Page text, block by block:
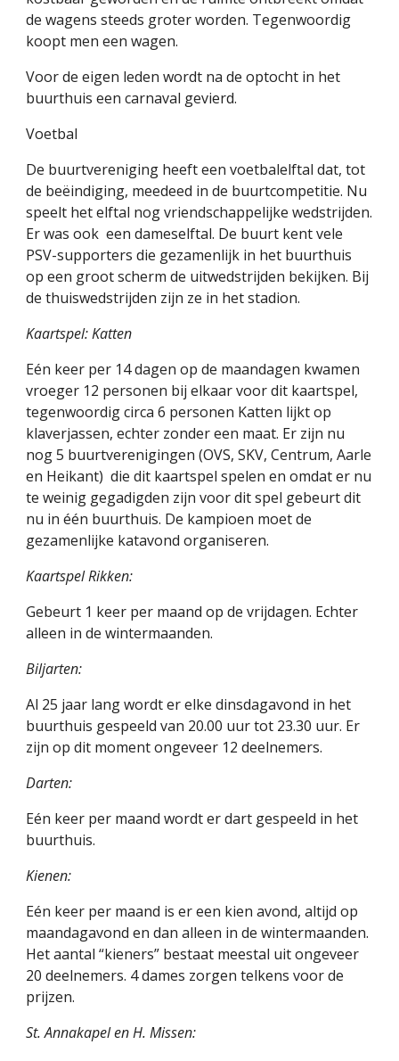
de wagens steeds groter worden. Tegenwoordig
koopt men een wagen.
Voor de eigen leden wordt na de optocht in het
buurthuis een carnaval gevierd.
Voetbal
De buurtvereniging heeft een voetbalelftal dat, tot
de beëindiging, meedeed in de buurtcompetitie. Nu
speelt het elftal nog vriendschappelijke wedstrijden.
Er was ook  een dameselftal. De buurt kent vele
PSV-supporters die gezamenlijk in het buurthuis
op een groot scherm de uitwedstrijden bekijken. Bij
de thuiswedstrijden zijn ze in het stadion.
Kaartspel: Katten
Eén keer per 14 dagen op de maandagen kwamen
vroeger 12 personen bij elkaar voor dit kaartspel,
tegenwoordig circa 6 personen Katten lijkt op
klaverjassen, echter zonder een maat. Er zijn nu
nog 5 buurtverenigingen (OVS, SKV, Centrum, Aarle
en Heikant)  die dit kaartspel spelen en omdat er nu
te weinig gegadigden zijn voor dit spel gebeurt dit
nu in één buurthuis. De kampioen moet de
gezamenlijke katavond organiseren.
Kaartspel Rikken:
Gebeurt 1 keer per maand op de vrijdagen. Echter
alleen in de wintermaanden.
Biljarten:
Al 25 jaar lang wordt er elke dinsdagavond in het
buurthuis gespeeld van 20.00 uur tot 23.30 uur. Er
zijn op dit moment ongeveer 12 deelnemers.
Darten:
Eén keer per maand wordt er dart gespeeld in het
buurthuis.
Kienen:
Eén keer per maand is er een kien avond, altijd op
maandagavond en dan alleen in de wintermaanden.
Het aantal “kieners” bestaat meestal uit ongeveer
20 deelnemers. 4 dames zorgen telkens voor de
prijzen.
St. Annakapel en H. Missen: